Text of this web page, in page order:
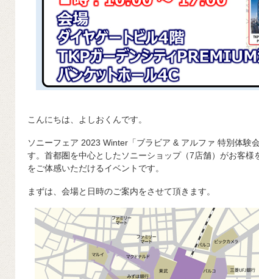
こんにちは、よしおくんです。
ソニーフェア 2023 Winter「ブラビア & アルファ 特別体験
す。首都圏を中心としたソニーショップ（7店舗）がお客
をご体感いただけるイベントです。
まずは、会場と日時のご案内をさせて頂きます。